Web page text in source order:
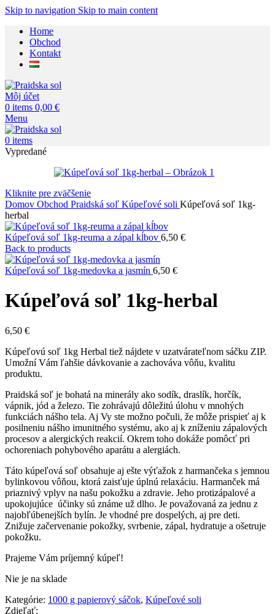
Skip to navigation Skip to main content
Home
Obchod
Kontakt
Môj účet
0 items 0,00 €
Menu
0 items
Vypredané
Kliknite pre zväčšenie
Domov Obchod Praidská soľ Kúpeľové soli Kúpeľová soľ 1kg-
herbal
Kúpeľová soľ 1kg-reuma a zápal kĺbov 6,50 €
Back to products
Kúpeľová soľ 1kg-medovka a jasmín 6,50 €
Kúpeľová soľ 1kg-herbal
6,50 €
Kúpeľovú soľ 1kg Herbal tiež nájdete v uzatvárateľnom sáčku ZIP.
Umožní Vám ľahšie dávkovanie a zachováva vôňu, kvalitu
produktu.
Praidská soľ je bohatá na minerály ako sodík, draslík, horčík,
vápnik, jód a železo. Tie zohrávajú dôležitú úlohu v mnohých
funkciách nášho tela. Aj Vy ste možno počuli, že môže prispieť aj k
posilneniu nášho imunitného systému, ako aj k zníženiu zápalových
procesov a alergických reakcií. Okrem toho dokáže pomôcť pri
ochoreniach pohybového aparátu a alergiách.
Táto kúpeľová soľ obsahuje aj ešte výťažok z harmančeka s jemnou
bylinkovou vôňou, ktorá zaisťuje úplnú relaxáciu. Harmanček má
priaznivý vplyv na našu pokožku a zdravie. Jeho protizápalové a
upokojujúce účinky sú známe už dlho. Je považovaná za jednu z
najobľúbenejších bylín. Je vhodné pre dospelých, aj pre deti.
Znižuje začervenanie pokožky, svrbenie, zápal, hydratuje a ošetruje
pokožku.
Prajeme Vám príjemný kúpeľ!
Nie je na sklade
Kategórie: 1000 g papierový sáčok, Kúpeľové soli
Zdieľať: